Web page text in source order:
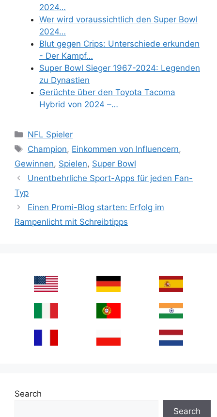
2024…
Wer wird voraussichtlich den Super Bowl
2024…
Blut gegen Crips: Unterschiede erkunden
- Der Kampf…
Super Bowl Sieger 1967-2024: Legenden
zu Dynastien
Gerüchte über den Toyota Tacoma
Hybrid von 2024 –…
Categories
NFL Spieler
Tags
Champion, Einkommen von Influencern,
Gewinnen, Spielen, Super Bowl
Unentbehrliche Sport-Apps für jeden Fan-
Typ
Einen Promi-Blog starten: Erfolg im
Rampenlicht mit Schreibtipps
Search
Search